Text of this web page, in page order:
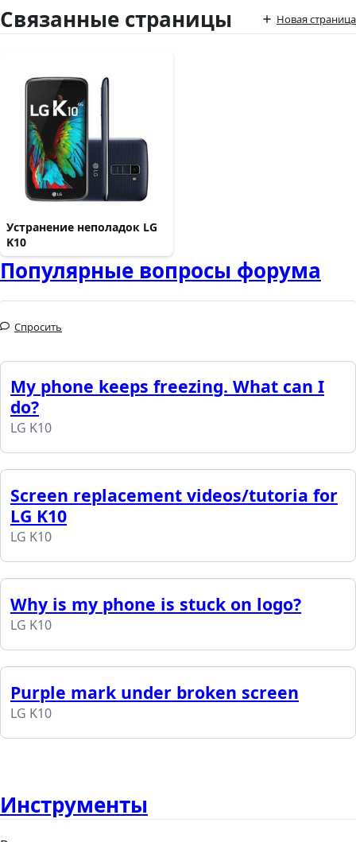
Связанные страницы Новая страница
Устранение неполадок LG
K10
Популярные вопросы форума
Спросить
My phone keeps freezing. What can I
do?
LG K10
Screen replacement videos/tutoria for
LG K10
LG K10
Why is my phone is stuck on logo?
LG K10
Purple mark under broken screen
LG K10
Инструменты